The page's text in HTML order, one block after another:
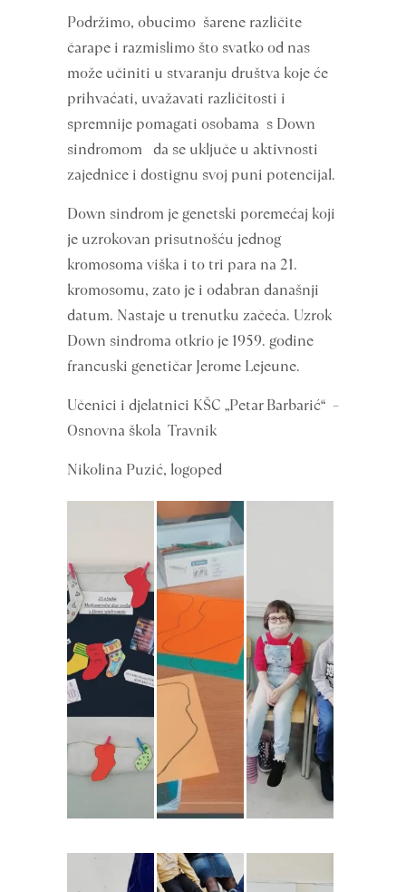
Podržimo, obucimo šarene različite
čarape i razmislimo što svatko od nas
može učiniti u stvaranju društva koje će
prihvaćati, uvažavati različitosti i
spremnije pomagati osobama s Down
sindromom da se uključe u aktivnosti
zajednice i dostignu svoj puni potencijal.
Down sindrom je genetski poremećaj koji
je uzrokovan prisutnošću jednog
kromosoma viška i to tri para na 21.
kromosomu, zato je i odabran današnji
datum. Nastaje u trenutku začeća. Uzrok
Down sindroma otkrio je 1959. godine
francuski genetičar Jerome Lejeune.
Učenici i djelatnici KŠC „Petar Barbarić“ –
Osnovna škola Travnik
Nikolina Puzić, logoped